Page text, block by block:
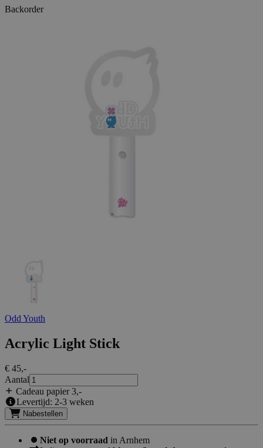
Backorder
Odd Youth
Acrylic Light Stick
€ 45,-
Aantal
Cadeau papier 3,-
Levertijd: 2-3 weken
Nabestellen
Niet op voorraad in Arnhem